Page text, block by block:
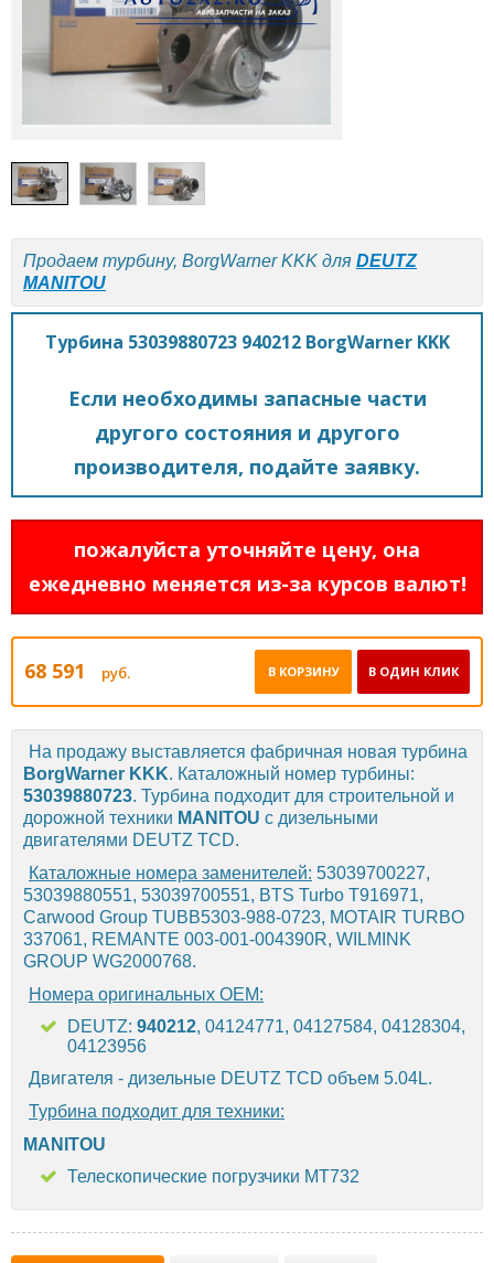
Продаем турбину, BorgWarner KKK для DEUTZ
MANITOU
Турбина 53039880723 940212 BorgWarner KKK
Если необходимы запасные части
другого состояния и другого
производителя, подайте заявку.
пожалуйста уточняйте цену, она
ежедневно меняется из-за курсов валют!
68 591 руб. В ОДИН КЛИК
В КОРЗИНУ
На продажу выставляется фабричная новая турбина
BorgWarner KKK. Каталожный номер турбины:
53039880723. Турбина подходит для строительной и
дорожной техники MANITOU с дизельными
двигателями DEUTZ TCD.
Каталожные номера заменителей: 53039700227,
53039880551, 53039700551, BTS Turbo T916971,
Carwood Group TUBB5303-988-0723, MOTAIR TURBO
337061, REMANTE 003-001-004390R, WILMINK
GROUP WG2000768.
Номера оригинальных OEM:
DEUTZ: 940212, 04124771, 04127584, 04128304,
04123956
Двигателя - дизельные DEUTZ TCD объем 5.04L.
Турбина подходит для техники:
MANITOU
Телескопические погрузчики MT732